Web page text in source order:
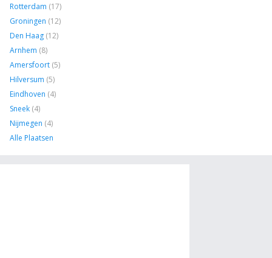
Rotterdam (17)
Groningen (12)
Den Haag (12)
Arnhem (8)
Amersfoort (5)
Hilversum (5)
Eindhoven (4)
Sneek (4)
Nijmegen (4)
Alle Plaatsen